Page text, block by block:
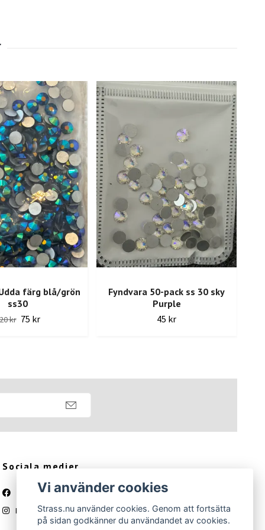
färg blå/grön
ss30
kr 75 kr
Fyndvara 50-pack ss 30 sky
Purple
45 kr
Sociala medier
Facebook
Instagram
Vi använder cookies
Strass.nu använder cookies. Genom att fortsätta
på sidan godkänner du användandet av cookies.